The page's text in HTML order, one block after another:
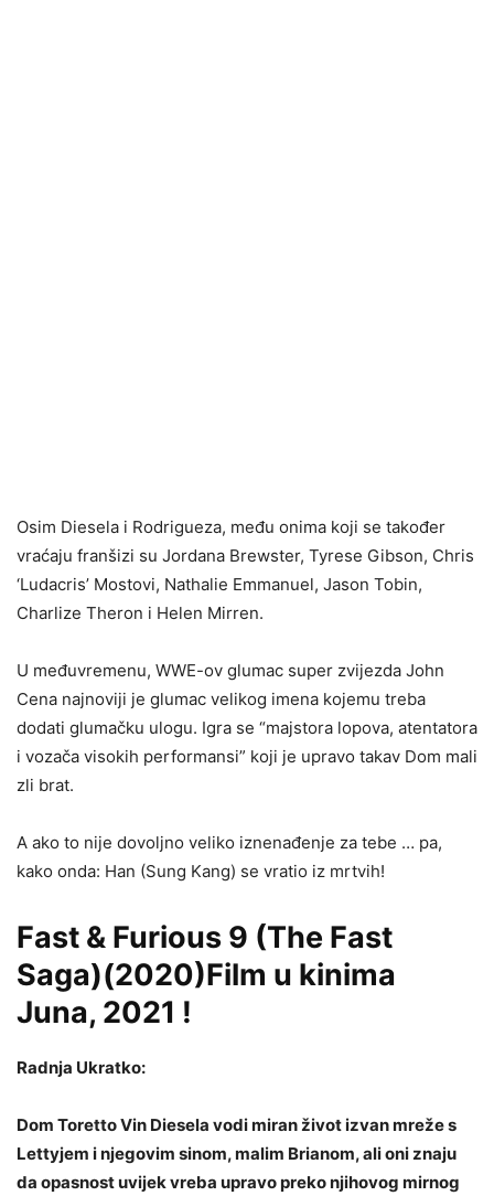
Osim Diesela i Rodrigueza, među onima koji se također
vraćaju franšizi su Jordana Brewster, Tyrese Gibson, Chris
‘Ludacris’ Mostovi, Nathalie Emmanuel, Jason Tobin,
Charlize Theron i Helen Mirren.
U međuvremenu, WWE-ov glumac super zvijezda John
Cena najnoviji je glumac velikog imena kojemu treba
dodati glumačku ulogu. Igra se “majstora lopova, atentatora
i vozača visokih performansi” koji je upravo takav Dom mali
zli brat.
A ako to nije dovoljno veliko iznenađenje za tebe … pa,
kako onda: Han (Sung Kang) se vratio iz mrtvih!
Fast & Furious 9 (The Fast
Saga)(2020)Film u kinima
Juna, 2021 !
Radnja Ukratko:
Dom Toretto Vin Diesela vodi miran život izvan mreže s
Lettyjem i njegovim sinom, malim Brianom, ali oni znaju
da opasnost uvijek vreba upravo preko njihovog mirnog